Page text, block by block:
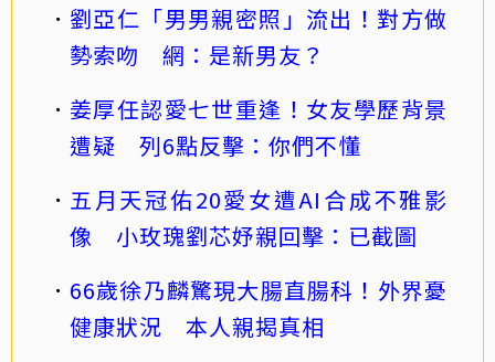
劉亞仁「男男親密照」流出！對方做
勢索吻 網：是新男友？
姜厚任認愛七世重逢！女友學歷背景
遭疑 列6點反擊：你們不懂
五月天冠佑20愛女遭AI合成不雅影
像 小玫瑰劉芯妤親回擊：已截圖
66歲徐乃麟驚現大腸直腸科！外界憂
健康狀況 本人親揭真相